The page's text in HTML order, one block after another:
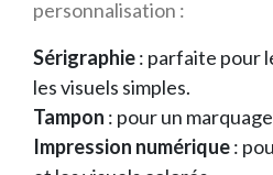
personnalisation :
Sérigraphie: parfaite pour
les visuels simples.
Tampon : pour un
Impression numérique: